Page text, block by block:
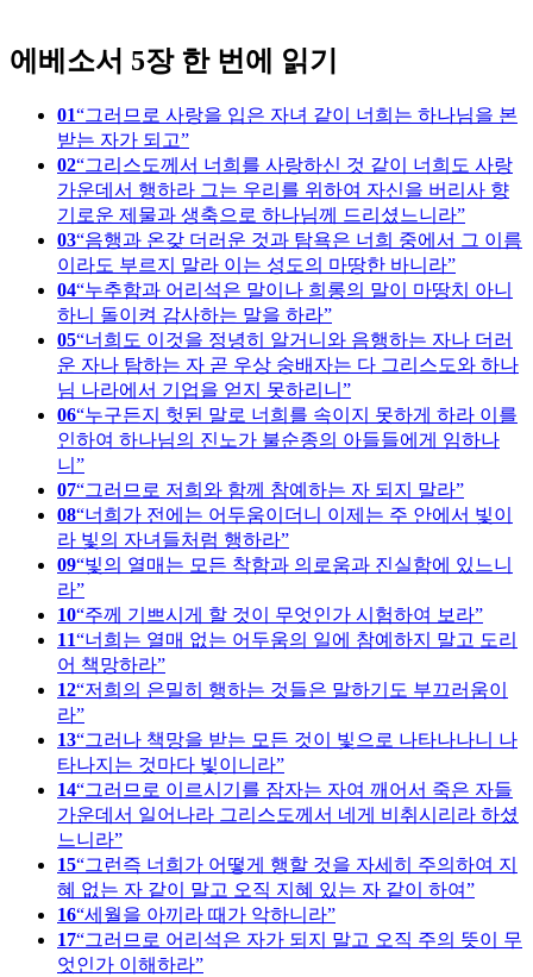
에베소서 5장 한 번에 읽기
01
그러므로 사랑을 입은 자녀 같이 너희는 하나님을 본
받는 자가 되고
02 그리스도께서 너희를 사랑하신 것 같이 너희도 사랑
가운데서 행하라 그는 우리를 위하여 자신을 버리사 향
기로운 제물과 생축으로 하나님께 드리셨느니라
03 음행과 온갖 더러운 것과 탐욕은 너희 중에서 그 이름
이라도 부르지 말라 이는 성도의 마땅한 바니라
04 누추함과 어리석은 말이나 희롱의 말이 마땅치 아니
하니 돌이켜 감사하는 말을 하라
05 너희도 이것을 정녕히 알거니와 음행하는 자나 더러
운 자나 탐하는 자 곧 우상 숭배자는 다 그리스도와 하나
님 나라에서 기업을 얻지 못하리니
06 누구든지 헛된 말로 너희를 속이지 못하게 하라 이를
인하여 하나님의 진노가 불순종의 아들들에게 임하나
니
07 그러므로 저희와 함께 참예하는 자 되지 말라
08 너희가 전에는 어두움이더니 이제는 주 안에서 빛이
라 빛의 자녀들처럼 행하라
09 빛의 열매는 모든 착함과 의로움과 진실함에 있느니
라
10 주께 기쁘시게 할 것이 무엇인가 시험하여 보라
11 너희는 열매 없는 어두움의 일에 참예하지 말고 도리
어 책망하라
12 저희의 은밀히 행하는 것들은 말하기도 부끄러움이
라
13 그러나 책망을 받는 모든 것이 빛으로 나타나나니 나
타나지는 것마다 빛이니라
14 그러므로 이르시기를 잠자는 자여 깨어서 죽은 자들
가운데서 일어나라 그리스도께서 네게 비취시리라 하셨
느니라
15 그런즉 너희가 어떻게 행할 것을 자세히 주의하여 지
혜 없는 자 같이 말고 오직 지혜 있는 자 같이 하여
16 세월을 아끼라 때가 악하니라
17 그러므로 어리석은 자가 되지 말고 오직 주의 뜻이 무
엇인가 이해하라